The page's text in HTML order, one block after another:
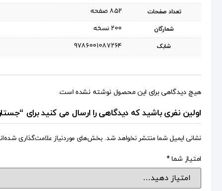
تعداد صفحات ۸۵۲ صفحه
شمارگان ۲۰۰ نسخه
شابک 9786001087264
هیچ دیدگاهی برای این محصول نوشته نشده است.
اولین نفری باشید که دیدگاهی را ارسال می کنید برای
نشانی ایمیل شما منتشر نخواهد شد. بخش‌های موردنیاز علامت‌گذاری
امتیاز شما*